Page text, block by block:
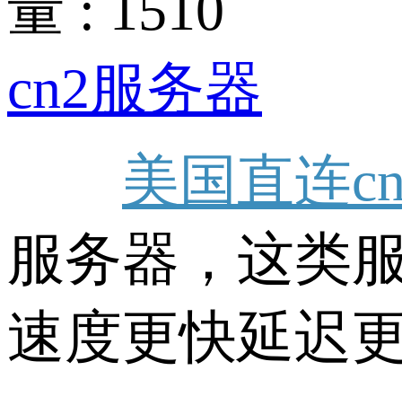
cn2服务器
美国直连
服务器，这类
速度更快延迟